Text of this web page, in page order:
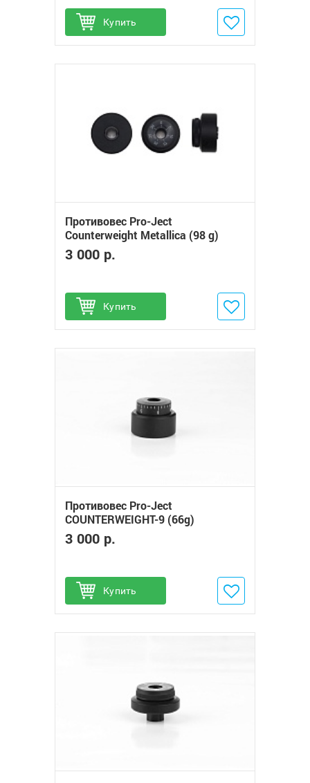
Купить
Добавить в избранное
Противовес Pro-Ject
Counterweight Metallica (98 g)
3 000 р.
Купить
Добавить в избранное
Противовес Pro-Ject
COUNTERWEIGHT-9 (66g)
3 000 р.
Купить
Добавить в избранное